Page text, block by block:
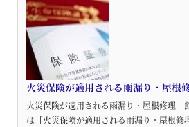
火災保険が適用される雨漏り・屋
火災保険が適用される雨漏り・屋根修理
は「火災保険が適用される雨漏り・屋根修